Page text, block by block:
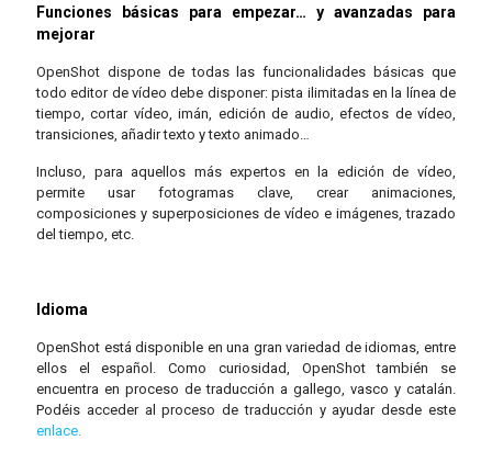
Funciones básicas para empezar… y avanzadas para
mejorar
OpenShot dispone de todas las funcionalidades básicas que
todo editor de vídeo debe disponer: pista ilimitadas en la línea de
tiempo, cortar vídeo, imán, edición de audio, efectos de vídeo,
transiciones, añadir texto y texto animado…
Incluso, para aquellos más expertos en la edición de vídeo,
permite usar fotogramas clave, crear animaciones,
composiciones y superposiciones de vídeo e imágenes, trazado
del tiempo, etc.
Idioma
OpenShot está disponible en una gran variedad de idiomas, entre
ellos el español. Como curiosidad, OpenShot también se
encuentra en proceso de traducción a gallego, vasco y catalán.
Podéis acceder al proceso de traducción y ayudar desde este
enlace.